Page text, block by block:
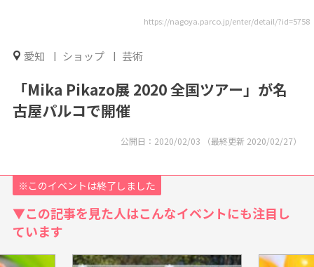
https://nagoya.parco.jp/enter/detail/?id=5758
愛知 ショップ 芸術
「Mika Pikazo展 2020 全国ツアー」が名
古屋パルコで開催
公開日： 2020/02/03 （最終更新 2020/02/27）
※このイベントは終了しました
▼この記事を見た人はこんなイベントにも注目し
ています